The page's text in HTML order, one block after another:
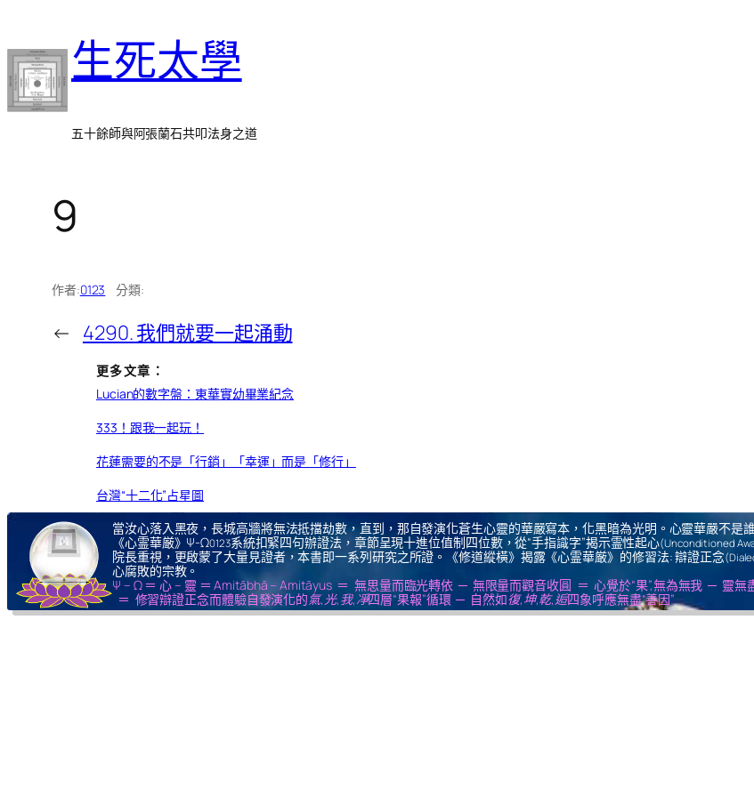
至
主
要
生死太學
五十餘師與阿張蘭石共叩法身之道
9
作者:0123 分類:
← 4290. 我們就要一起涌動
更多文章：
Lucian的數字盤：東華實幼畢業紀念
333！跟我一起玩！
花蓮需要的不是「行銷」「幸運」而是「修行」
台灣“十二化”占星圖
當汝心落入黑夜，長城高牆將無法抵擋劫數，直到，那自發演化蒼生心靈的華嚴寫本，化黑暗為光明。心靈華嚴不是
《心霊華厳》Ψ-Ω0123系統扣緊四句辦證法，章節呈現十進位值制四位數，從“手指識字”揭示霊性起心(Unconditioned
院長重視，更啟蒙了大量見證者，本書即一系列研究之所證。《修道縱橫》揭露《心霊華厳》的修習法: 辯證正念
心腐敗的宗教。
Ψ – Ω ＝ 心 – 靈 ＝ Amitābhā – Amitāyus ＝ 無思量而臨光轉依 ─ 無限量而觀音收圓 ＝ 心覺於“果”,無為無我 ─ 靈無
＝ 修習辯證正念而體驗自發演化的氣,光,我,凈四層“果報”循環 ─ 自然如復,坤,乾,逅四象呼應無盡“善因”